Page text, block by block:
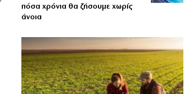
πόσα χρόνια θα ζήσουμε χωρίς
άνοια